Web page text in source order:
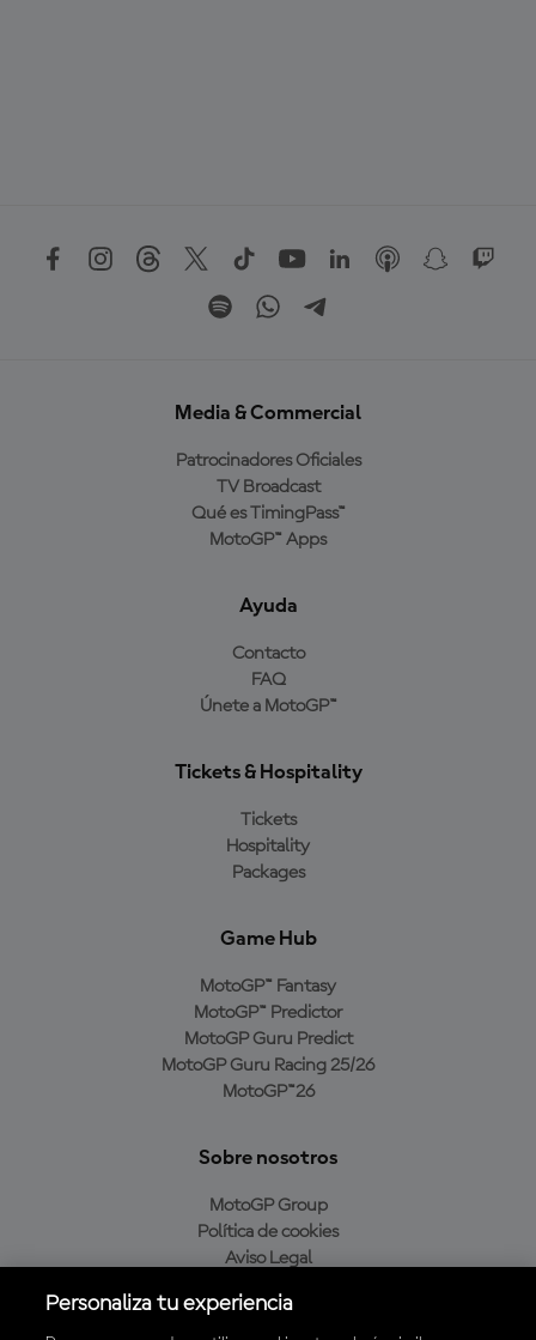
Media & Commercial
Patrocinadores Oficiales
TV Broadcast
Qué es TimingPass™
MotoGP™ Apps
Ayuda
Contacto
FAQ
Únete a MotoGP™
Tickets & Hospitality
Tickets
Hospitality
Packages
Game Hub
MotoGP™ Fantasy
MotoGP™ Predictor
MotoGP Guru Predict
MotoGP Guru Racing 25/26
MotoGP™26
Sobre nosotros
MotoGP Group
Política de cookies
Aviso Legal
Política de compra
Personaliza tu experiencia